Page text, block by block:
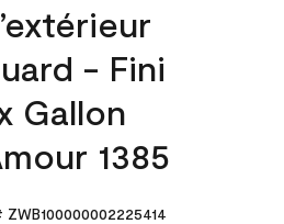
- Fini
Gallon
1385
ZWB100000002225414